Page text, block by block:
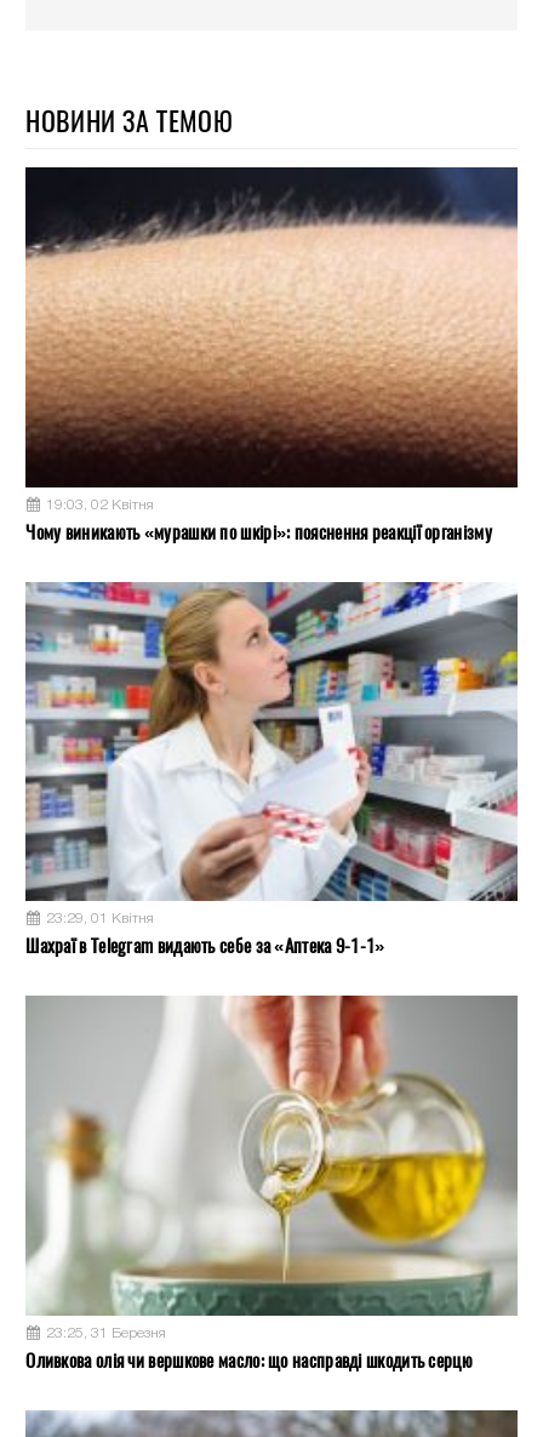
НОВИНИ ЗА ТЕМОЮ
19:03, 02 Квітня
Чому виникають «мурашки по шкірі»: пояснення реакції організму
23:29, 01 Квітня
Шахраї в Telegram видають себе за «Аптека 9-1-1»
23:25, 31 Березня
Оливкова олія чи вершкове масло: що насправді шкодить серцю